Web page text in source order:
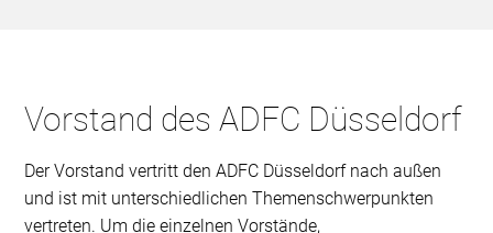
Vorstand des ADFC Düsseldorf
Der Vorstand vertritt den ADFC Düsseldorf nach außen
und ist mit unterschiedlichen Themenschwerpunkten
vertreten. Um die einzelnen Vorstände,